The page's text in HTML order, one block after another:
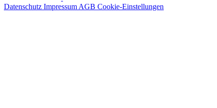
Datenschutz Impressum AGB Cookie-Einstellungen